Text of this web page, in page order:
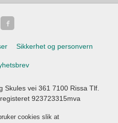
Sikkerhet og personvern
Skules vei 361 7100 Rissa Tlf.
923723315mva
cookies slik at